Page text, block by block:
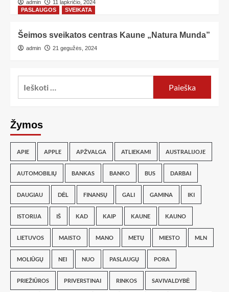
admin
11 lapkričio, 2024
PASLAUGOS
SVEIKATA
Šeimos sveikatos centras Kaune „Natura Munda”
admin 21 gegužės, 2024
Žymos
APIE APPLE APŽVALGA ATLIEKAMI AUSTRALIJOJE
AUTOMOBILIŲ BANKAS BANKO BUS DARBAI
DAUGIAU DĖL FINANSŲ GALI GAMINA IKI
ISTORIJA IŠ KAD KAIP KAUNE KAUNO
LIETUVOS MAISTO MANO METŲ MIESTO MLN
MOLIŪGŲ NEI NUO PASLAUGŲ PORA
PRIEŽIŪROS PRIVERSTINAI RINKOS SAVIVALDYBĖ